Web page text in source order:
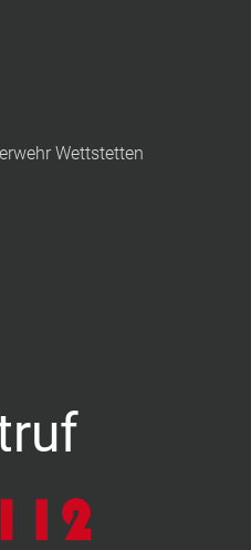
Wettstetten